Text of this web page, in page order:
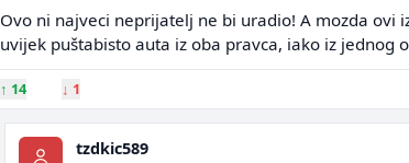
Ovo ni najveci neprijatelj ne bi uradio! A mozda ovi
uvijek puštabisto auta iz oba pravca, iako iz jednog
↑ 14 ↓ 1
tzdkic589